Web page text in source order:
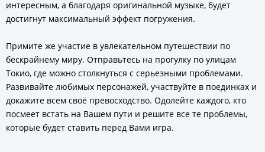
интересным, а благодаря оригинальной музыке, будет
достигнут максимальный эффект погружения.
Примите же участие в увлекательном путешествии по
бескрайнему миру. Отправьтесь на прогулку по улицам
Токио, где можно столкнуться с серьезными проблемами.
Развивайте любимых персонажей, участвуйте в поединках и
докажите всем своё превосходство. Одолейте каждого, кто
посмеет встать на Вашем пути и решите все те проблемы,
которые будет ставить перед Вами игра.